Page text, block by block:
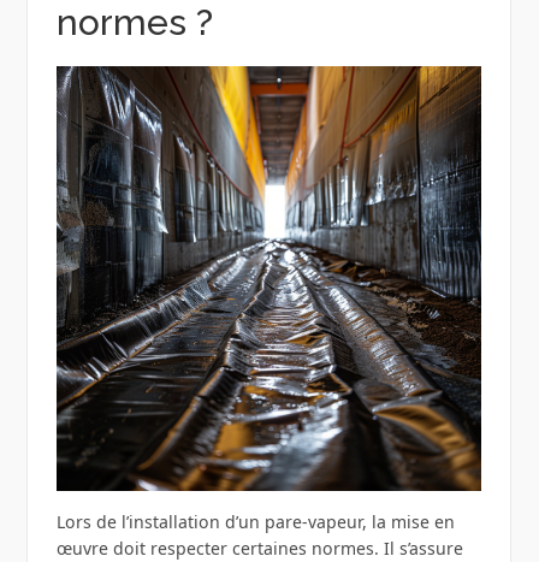
normes ?
Lors de l’installation d’un pare-vapeur, la mise en
œuvre doit respecter certaines normes. Il s’assure